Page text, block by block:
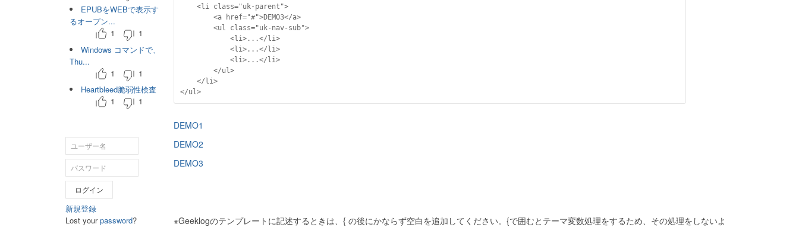
</ul>
DEMO1
DEMO2
DEMO3
※Geeklogのテンプレートに記述するときは、{ の後にかならず空白を追加してください。{で囲むとテーマ変数処理をするため、その処理をしないよ
EPUBをWEBで表示す
るオープン...
1
1
Windows コマンドで、
Thu...
1
1
Heartbleed脆弱性検査
1
1
ログイン
新規登録
Lost yourpassword?